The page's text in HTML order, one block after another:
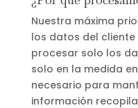
Nuestra máxima
los datos del
procesar solo los
solo en la medida
necesario para
información